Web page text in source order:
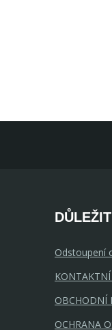
Odstoupení
KONTAKTNÍ
OBCHODNÍ
OCHRANA